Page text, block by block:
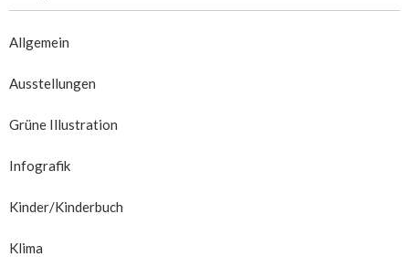
Allgemein
Ausstellungen
Grüne Illustration
Infografik
Kinder/Kinderbuch
Klima